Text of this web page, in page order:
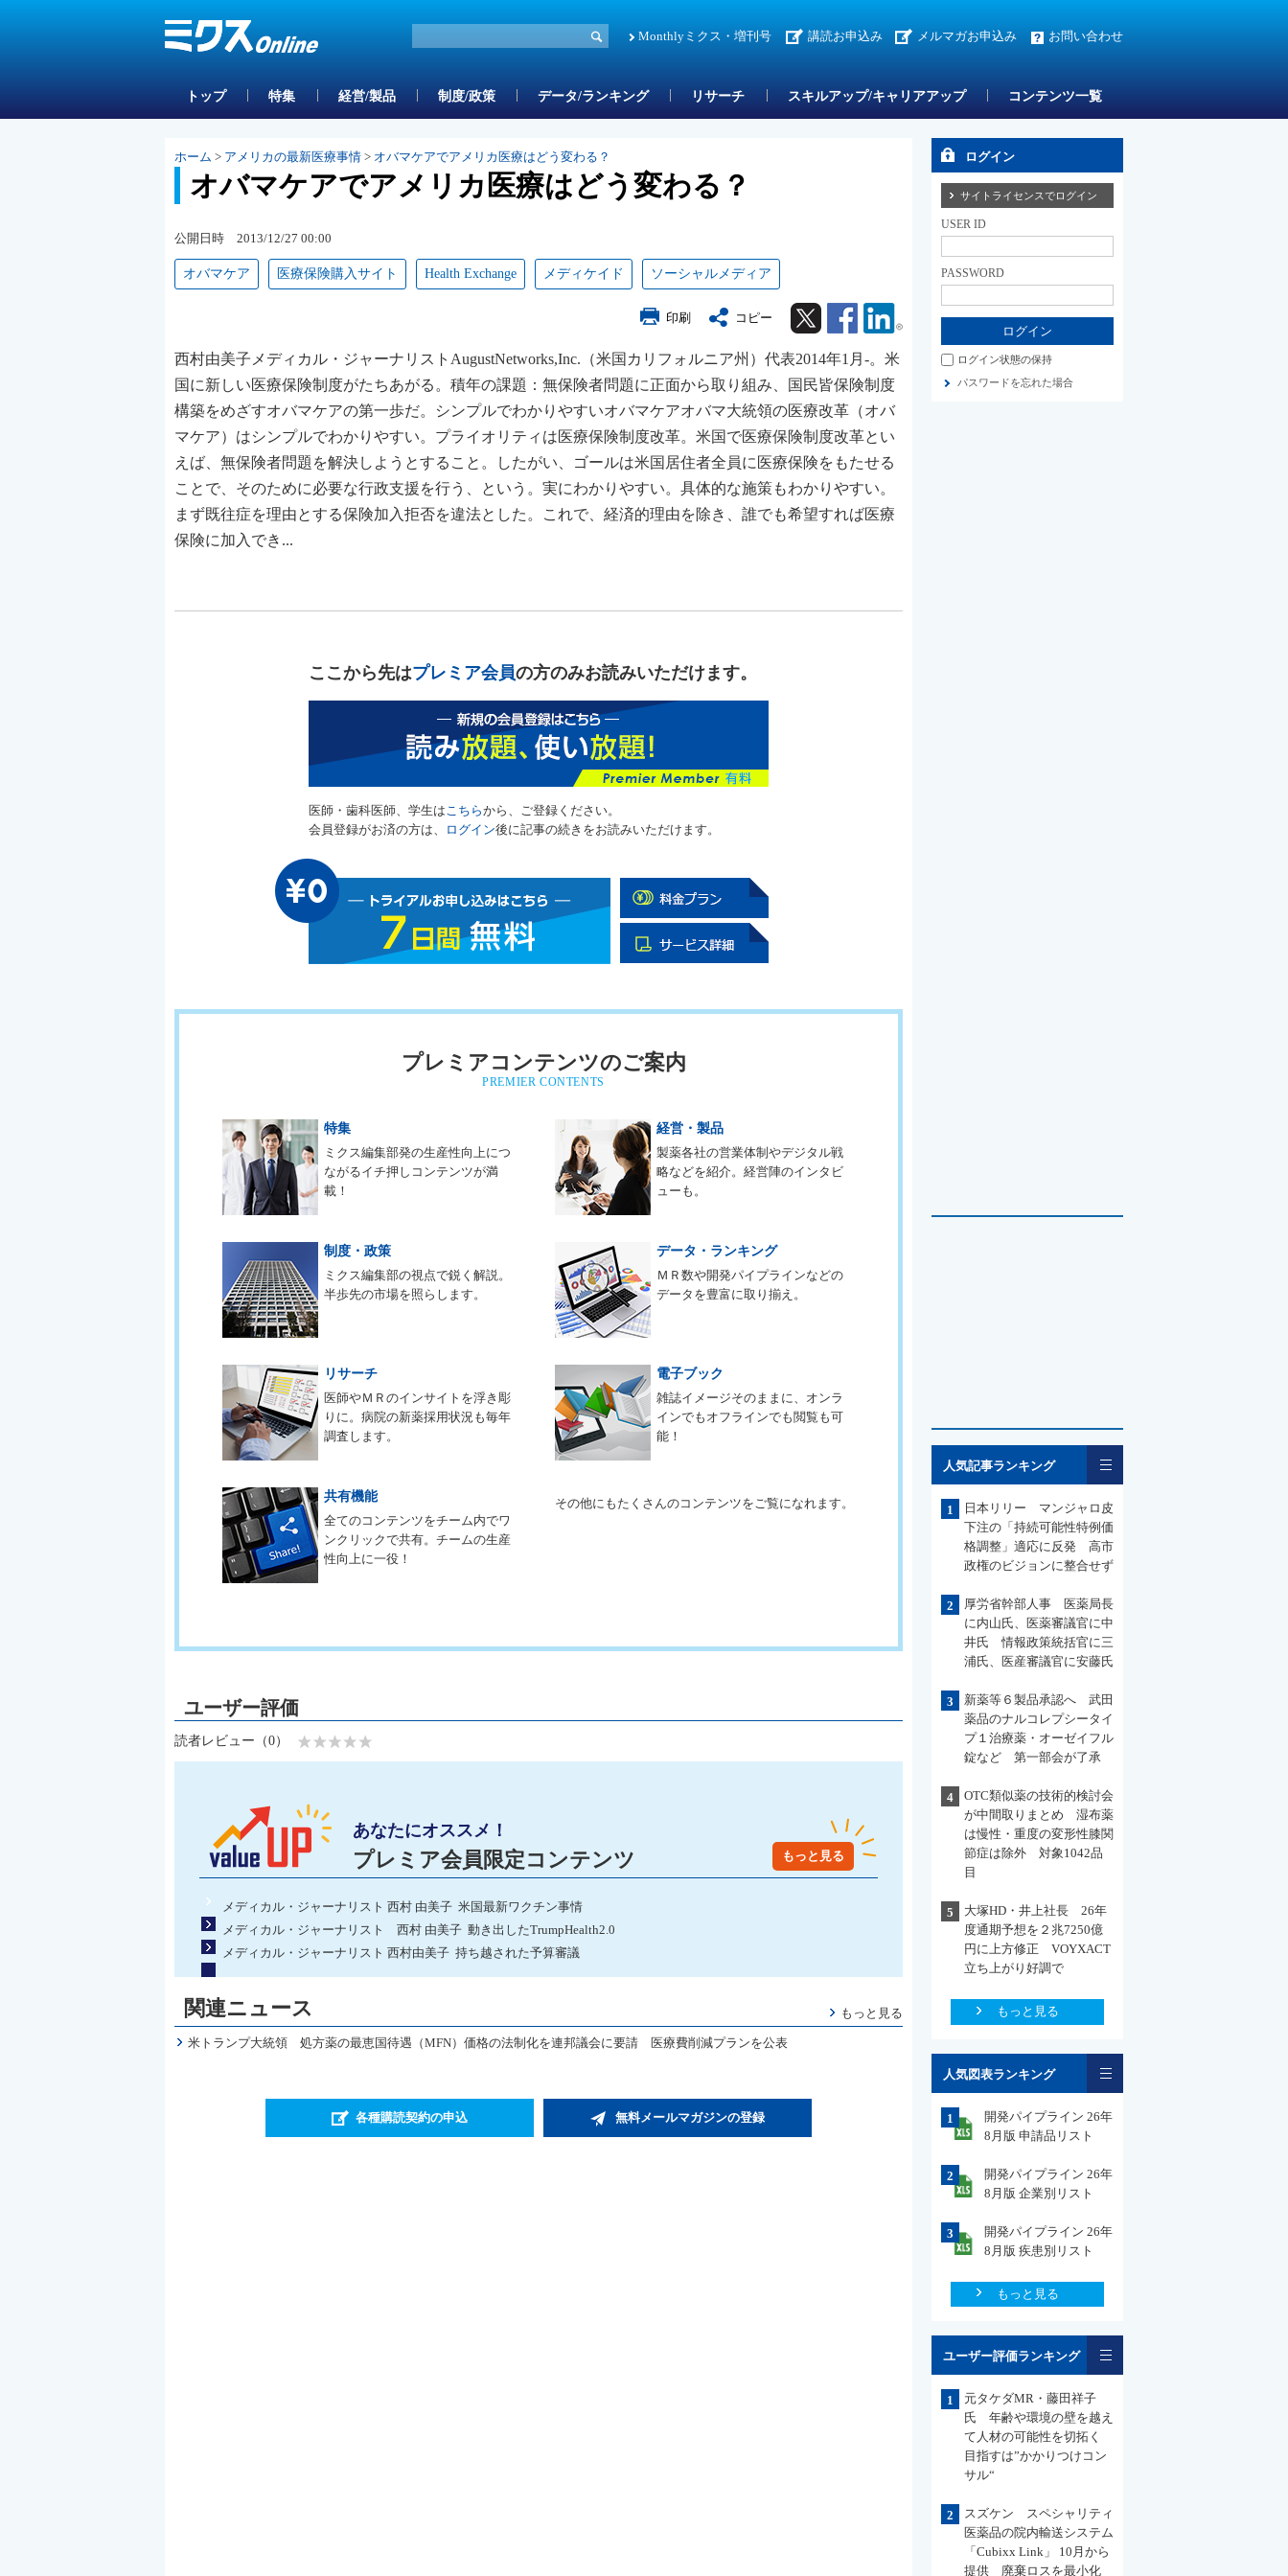
Monthlyミクス・増刊号 講読お申込み メルマガお申込み お問い合わせ
トップ 特集 経営/製品 制度/政策 データ/ランキング リサーチ スキルアップ/キャリアアップ コンテンツ一覧
ホーム > アメリカの最新医療事情 > オバマケアでアメリカ医療はどう変わる？
オバマケアでアメリカ医療はどう変わる？
公開日時 2013/12/27 00:00
オバマケア 医療保険購入サイト Health Exchange メディケイド ソーシャルメディア
印刷 コピー Twitter Facebook
西村由美子メディカル・ジャーナリストAugustNetworks,Inc.（米国カリフォルニア州）代表2014年1月-。米
国に新しい医療保険制度がたちあがる。積年の課題：無保険者問題に正面から取り組み、国民皆保険制度
構築をめざすオバマケアの第一歩だ。シンプルでわかりやすいオバマケアオバマ大統領の医療改革（オバ
マケア）はシンプルでわかりやすい。プライオリティは医療保険制度改革。米国で医療保険制度改革とい
えば、無保険者問題を解決しようとすること。したがい、ゴールは米国居住者全員に医療保険をもたせる
ことで、そのために必要な行政支援を行う、という。実にわかりやすい。具体的な施策もわかりやすい。
まず既往症を理由とする保険加入拒否を違法とした。これで、経済的理由を除き、誰でも希望すれば医療
保険に加入でき...
ここから先はプレミア会員の方のみお読みいただけます。
医師・歯科医師、学生は こちらから、ご登録ください。
会員登録がお済の方は、
ログイン後に記事の続きをお読みいただけます。
プレミアコンテンツのご案内
PREMIER CONTENTS
特集
ミクス編集部発の生産性向上につ
ながるイチ押しコンテンツが満
載！
経営・製品
製薬各社の営業体制やデジタル戦
略などを紹介。経営陣のインタビ
ューも。
制度・政策
ミクス編集部の視点で鋭く解説。
半歩先の市場を照らします。
データ・ランキング
ＭＲ数や開発パイプラインなどの
データを豊富に取り揃え。
リサーチ
医師やＭＲのインサイトを浮き彫
りに。病院の新薬採用状況も毎年
調査します。
電子ブック
雑誌イメージそのままに、オンラ
インでもオフラインでも閲覧も可
能！
共有機能
全てのコンテンツをチーム内でワ
ンクリックで共有。チームの生産
性向上に一役！
その他にもたくさんのコンテンツをご覧になれます。
読者レビュー（0）
あなたにオススメ！
プレミア会員限定コンテンツ もっと見る
メディカル・ジャーナリスト 西村 由美子 米国最新ワクチン事情
メディカル・ジャーナリスト 西村 由美子 動き出したTrumpHealth2.0
メディカル・ジャーナリスト 西村由美子 持ち越された予算審議
関連ニュース もっと見る
米トランプ大統領 処方薬の最恵国待遇（MFN）価格の法制化を連邦議会に要請 医療費削減プランを公表
各種購読契約の申込 無料メールマガジンの登録
ログイン
サイトライセンスでログイン
USER ID
PASSWORD
ログイン状態の保持
パスワードを忘れた場合
人気記事ランキング
1
日本リリー マンジャロ皮
下注の「持続可能性特例価
格調整」適応に反発 高市
政権のビジョンに整合せず
2
厚労省幹部人事 医薬局長
に内山氏、医薬審議官に中
井氏 情報政策統括官に三
浦氏、医産審議官に安藤氏
3
新薬等６製品承認へ 武田
薬品のナルコレプシータイ
プ１治療薬・オーゼイフル
錠など 第一部会が了承
4
OTC類似薬の技術的検討会
が中間取りまとめ 湿布薬
は慢性・重度の変形性膝関
節症は除外 対象1042品
目
5
大塚HD・井上社長 26年
度通期予想を２兆7250億
円に上方修正 VOYXACT
立ち上がり好調で
もっと見る
人気図表ランキング
1
開発パイプライン 26年
8月版 申請品リスト
2
開発パイプライン 26年
8月版 企業別リスト
3
開発パイプライン 26年
8月版 疾患別リスト
もっと見る
ユーザー評価ランキング
1
元タケダMR・藤田祥子
氏 年齢や環境の壁を越え
て人材の可能性を切拓く
目指すは”かかりつけコン
サル“
2
スズケン スペシャリティ
医薬品の院内輸送システム
「Cubixx Link」 10月から
提供 廃棄ロスを最小化